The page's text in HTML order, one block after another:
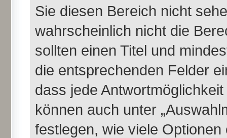
Sie diesen Bereich nicht
wahrscheinlich nicht die
sollten einen Titel und
die entsprechenden Felder
dass jede
können auch unter
festlegen, wie viele